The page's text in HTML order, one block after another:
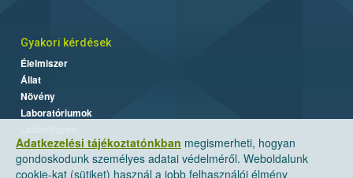
Adatkezelési tájékoztatónkban megismerheti, hogyan
gondoskodunk személyes adatai védelméről. Weboldalunk
cookie-kat (sütiket) használ a jobb felhasználói élmény
Gyakori kérdések
Élelmiszer
Állat
Növény
Laboratóriumok